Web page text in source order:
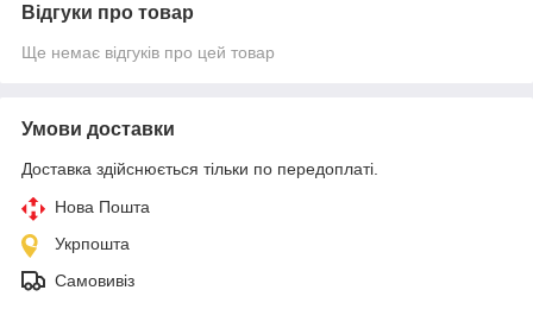
Відгуки про товар
Ще немає відгуків про цей товар
Умови доставки
Доставка здійснюється тільки по передоплаті.
Нова Пошта
Укрпошта
Самовивіз